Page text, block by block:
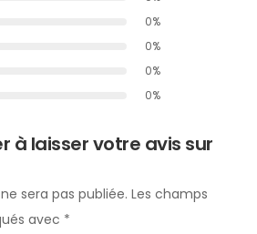
0%
0%
0%
0%
à laisser votre avis sur
sera pas publiée. Les champs
avec *